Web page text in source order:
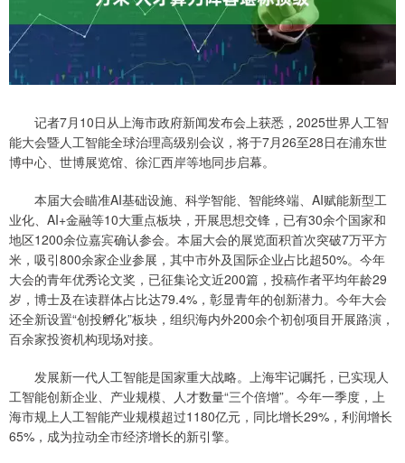
记者7月10日从上海市政府新闻发布会上获悉，2025世界人工智
能大会暨人工智能全球治理高级别会议，将于7月26至28日在浦东世
博中心、世博展览馆、徐汇西岸等地同步启幕。
本届大会瞄准AI基础设施、科学智能、智能终端、AI赋能新型工
业化、AI+金融等10大重点板块，开展思想交锋，已有30余个国家和
地区1200余位嘉宾确认参会。本届大会的展览面积首次突破7万平方
米，吸引800余家企业参展，其中市外及国际企业占比超50%。今年
大会的青年优秀论文奖，已征集论文近200篇，投稿作者平均年龄29
岁，博士及在读群体占比达79.4%，彰显青年的创新潜力。今年大会
还全新设置“创投孵化”板块，组织海内外200余个初创项目开展路演，
百余家投资机构现场对接。
发展新一代人工智能是国家重大战略。上海牢记嘱托，已实现人
工智能创新企业、产业规模、人才数量“三个倍增”。今年一季度，上
海市规上人工智能产业规模超过1180亿元，同比增长29%，利润增长
65%，成为拉动全市经济增长的新引擎。